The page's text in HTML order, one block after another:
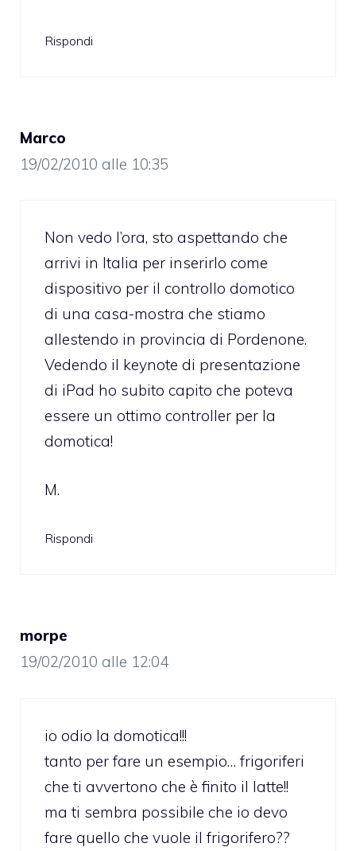
Rispondi
Marco
19/02/2010 alle 10:35
Non vedo l’ora, sto aspettando che
arrivi in Italia per inserirlo come
dispositivo per il controllo domotico
di una casa-mostra che stiamo
allestendo in provincia di Pordenone.
Vedendo il keynote di presentazione
di iPad ho subito capito che poteva
essere un ottimo controller per la
domotica!
M.
Rispondi
morpe
19/02/2010 alle 12:04
io odio la domotica!!!
tanto per fare un esempio… frigoriferi
che ti avvertono che è finito il latte!!
ma ti sembra possibile che io devo
fare quello che vuole il frigorifero??